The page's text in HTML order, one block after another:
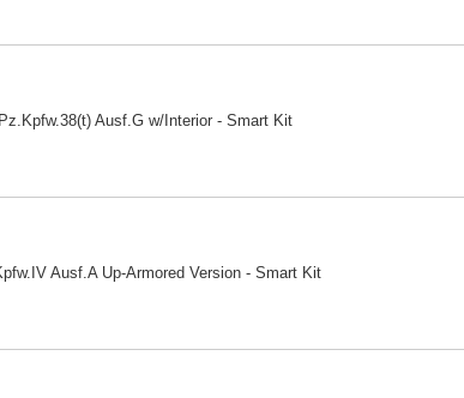
Ausf.G w/Interior - Smart Kit
Ausf.A Up-Armored Version - Smart Kit